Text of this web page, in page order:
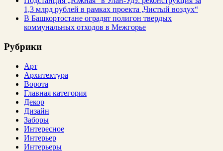
1,3 млрд рублей в рамках проекта „Чистый воздух“
В Башкортостане оградят полигон твердых
коммунальных отходов в Межгорье
Рубрики
Арт
Архитектура
Ворота
Главная категория
Декор
Дизайн
Заборы
Интересное
Интерьер
Интерьеры